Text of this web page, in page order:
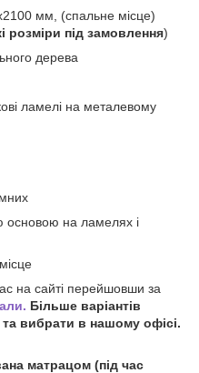
мм, (спальне місце)
розміри під замовлення)
дерева
ламелі на металевому
напрямних
основою на ламелях і
на сайті перейшовши за
Більше варіантів
вибрати в нашому офісі.
матрацом (під час